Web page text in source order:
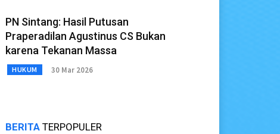
PN Sintang: Hasil Putusan
Praperadilan Agustinus CS Bukan
karena Tekanan Massa
HUKUM 30 Mar 2026
BERITA TERPOPULER